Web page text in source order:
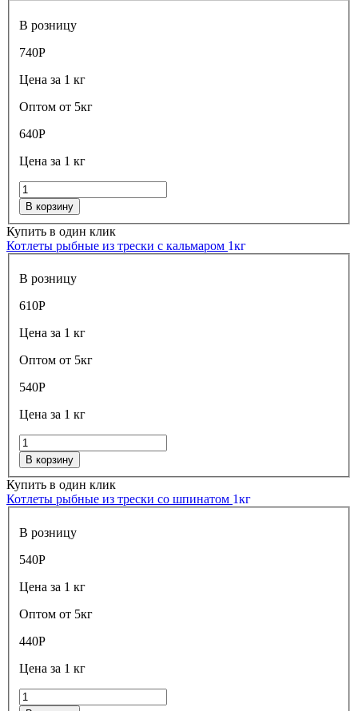
В розницу
740Р
Цена за 1 кг
Оптом от 5кг
640Р
Цена за 1 кг
В корзину
Купить в один клик
Котлеты рыбные из трески с кальмаром 1кг
В розницу
610Р
Цена за 1 кг
Оптом от 5кг
540Р
Цена за 1 кг
В корзину
Купить в один клик
Котлеты рыбные из трески со шпинатом 1кг
В розницу
540Р
Цена за 1 кг
Оптом от 5кг
440Р
Цена за 1 кг